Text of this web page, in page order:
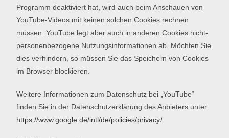
Programm deaktiviert hat, wird auch beim Anschauen von
YouTube-Videos mit keinen solchen Cookies rechnen
müssen. YouTube legt aber auch in anderen Cookies nicht-
personenbezogene Nutzungsinformationen ab. Möchten Sie
dies verhindern, so müssen Sie das Speichern von Cookies
im Browser blockieren.
Weitere Informationen zum Datenschutz bei „YouTube“
finden Sie in der Datenschutzerklärung des Anbieters unter:
https://www.google.de/intl/de/policies/privacy/